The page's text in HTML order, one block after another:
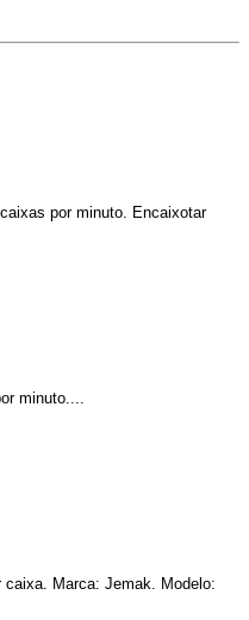
por minuto. Encaixotar
minuto....
caixa. Marca: Jemak. Modelo: